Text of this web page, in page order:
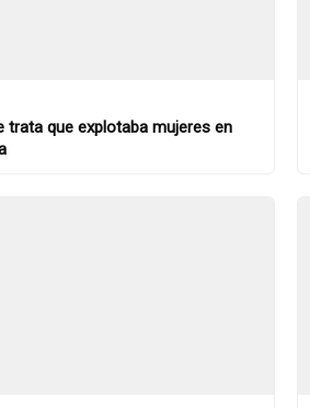
trata que explotaba mujeres en